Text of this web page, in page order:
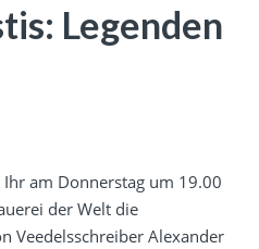
Legenden
am Donnerstag um 19.00
der Welt die
Veedelsschreiber Alexander